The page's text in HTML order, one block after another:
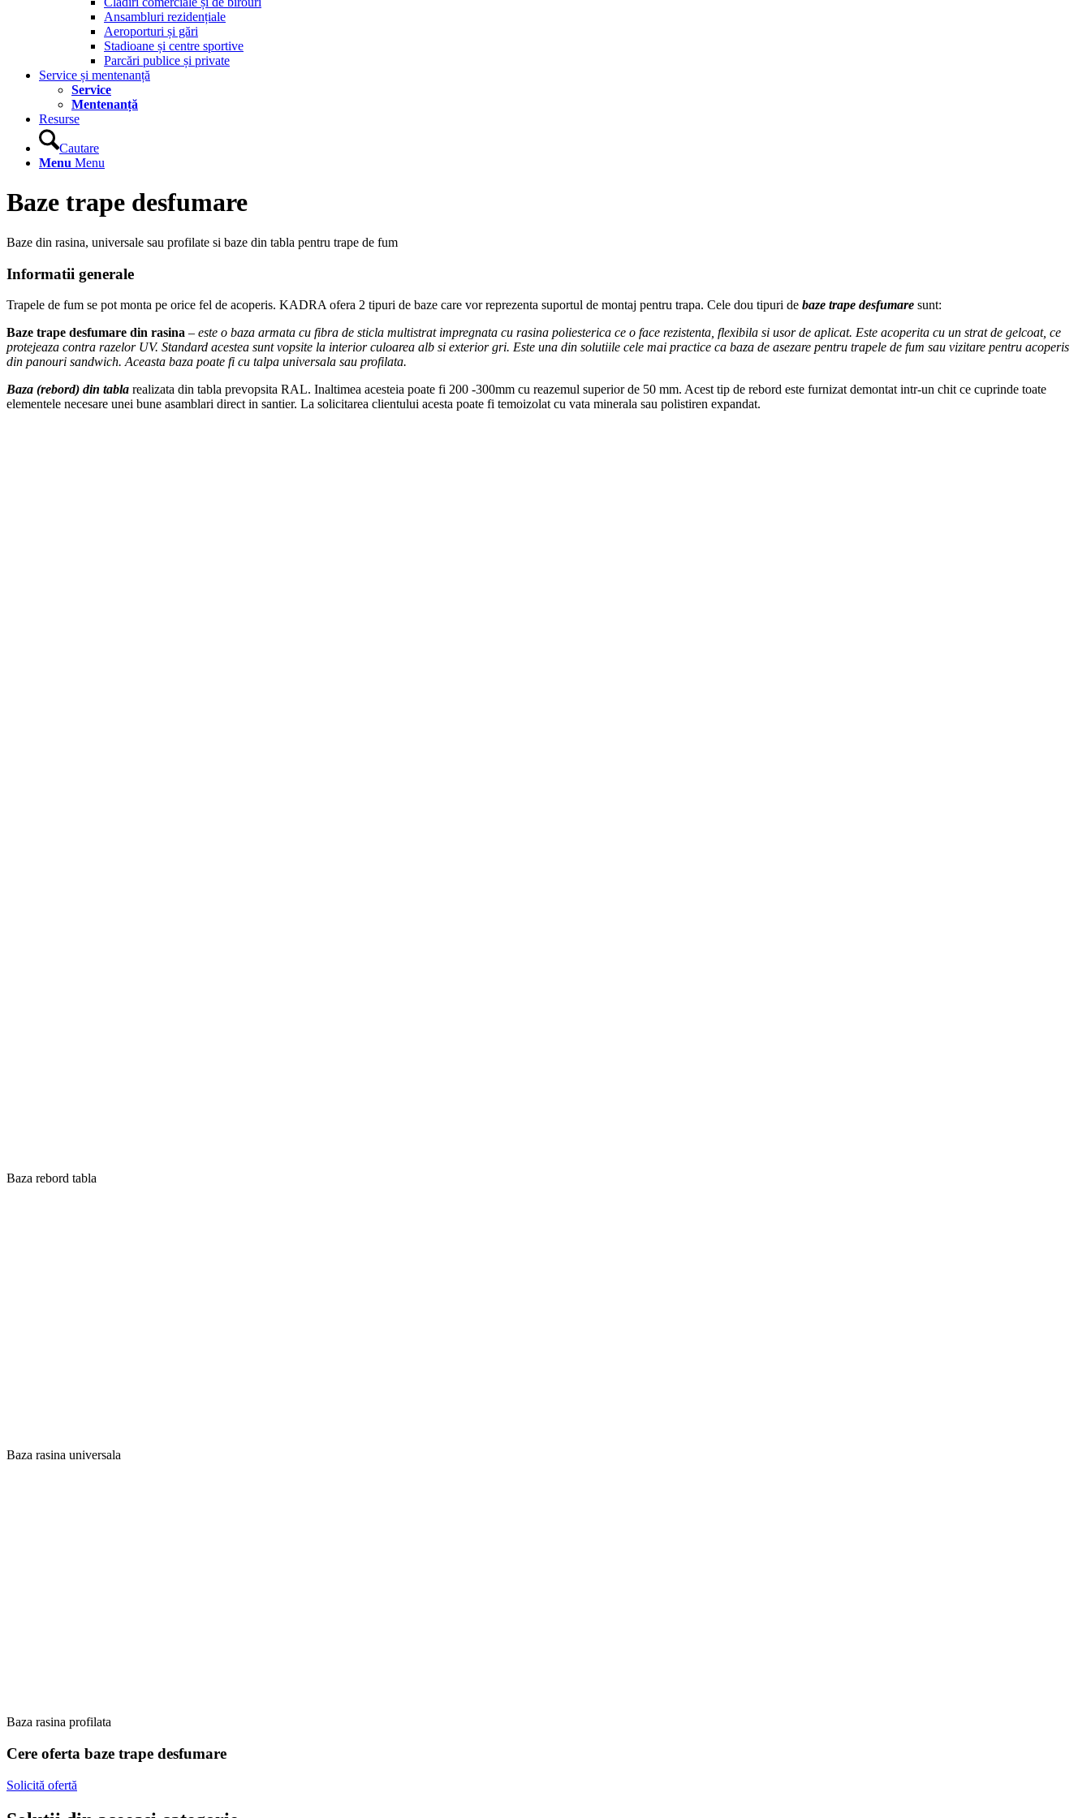
Ansambluri rezidențiale
Aeroporturi și gări
Stadioane și centre sportive
Parcări publice și private
Service și mentenanță
Service
Mentenanță
Resurse
Cautare
Menu Menu
Baze trape desfumare
Baze din rasina, universale sau profilate si baze din tabla pentru trape de fum
Informatii generale
Trapele de fum se pot monta pe orice fel de acoperis. KADRA ofera 2 tipuri de baze care vor reprezenta suportul de montaj pentru trapa. Cele dou tipuri de baze trape desfumare sunt:
Baze trape desfumare din rasina – este o baza armata cu fibra de sticla multistrat impregnata cu rasina poliesterica ce o face rezistenta, flexibila si usor de aplicat. Este acoperita cu un strat de gelcoat, ce
protejeaza contra razelor UV. Standard acestea sunt vopsite la interior culoarea alb si exterior gri. Este una din solutiile cele mai practice ca baza de asezare pentru trapele de fum sau vizitare pentru acoperis
din panouri sandwich. Aceasta baza poate fi cu talpa universala sau profilata.
Baza (rebord) din tabla realizata din tabla prevopsita RAL. Inaltimea acesteia poate fi 200 -300mm cu reazemul superior de 50 mm. Acest tip de rebord este furnizat demontat intr-un chit ce cuprinde toate
elementele necesare unei bune asamblari direct in santier. La solicitarea clientului acesta poate fi temoizolat cu vata minerala sau polistiren expandat.
Baza rebord tabla
Baza rasina universala
Baza rasina profilata
Cere oferta baze trape desfumare
Solicită ofertă